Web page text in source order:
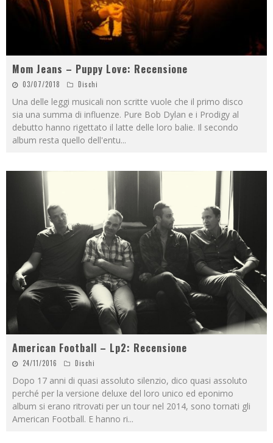
Mom Jeans – Puppy Love: Recensione
03/07/2018 Dischi
Una delle leggi musicali non scritte vuole che il primo disco
sia una summa di influenze. Pure Bob Dylan e i Prodigy al
debutto hanno rigettato il latte delle loro balie. Il secondo
album resta quello dell'entu...
American Football – Lp2: Recensione
24/11/2016 Dischi
Dopo 17 anni di quasi assoluto silenzio, dico quasi assoluto
perché per la versione deluxe del loro unico ed eponimo
album si erano ritrovati per un tour nel 2014, sono tornati gli
American Football. E hanno ri...